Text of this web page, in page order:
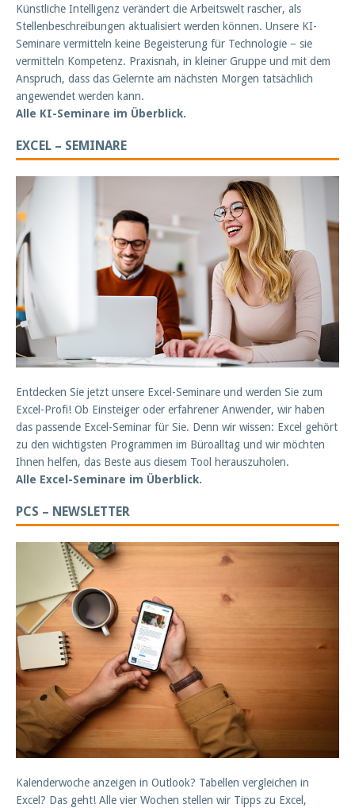
Künstliche Intelligenz verändert die Arbeitswelt rascher, als
Stellenbeschreibungen aktualisiert werden können. Unsere KI-
Seminare vermitteln keine Begeisterung für Technologie – sie
vermitteln Kompetenz. Praxisnah, in kleiner Gruppe und mit dem
Anspruch, dass das Gelernte am nächsten Morgen tatsächlich
angewendet werden kann.
Alle KI-Seminare im Überblick.
EXCEL – SEMINARE
Entdecken Sie jetzt unsere Excel-Seminare und werden Sie zum
Excel-Profi! Ob Einsteiger oder erfahrener Anwender, wir haben
das passende Excel-Seminar für Sie. Denn wir wissen: Excel gehört
zu den wichtigsten Programmen im Büroalltag und wir möchten
Ihnen helfen, das Beste aus diesem Tool herauszuholen.
Alle Excel-Seminare im Überblick.
PCS – NEWSLETTER
Kalenderwoche anzeigen in Outlook? Tabellen vergleichen in
Excel? Das geht! Alle vier Wochen stellen wir Tipps zu Excel,